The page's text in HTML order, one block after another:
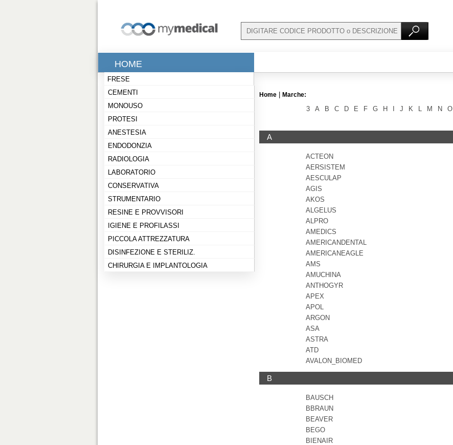
HOME
FRESE
CEMENTI
MONOUSO
PROTESI
ANESTESIA
ENDODONZIA
RADIOLOGIA
LABORATORIO
CONSERVATIVA
STRUMENTARIO
RESINE E PROVVISORI
IGIENE E PROFILASSI
PICCOLA ATTREZZATURA
DISINFEZIONE E STERILIZ.
CHIRURGIA E IMPLANTOLOGIA
Home Marche:
3 A B C D E F G H J K L M N O
A
ACTEON
AERSISTEM
AESCULAP
AGIS
AKOS
ALGELUS
ALPRO
AMEDICS
AMERICANDENTAL
AMERICANEAGLE
AMS
AMUCHINA
ANTHOGYR
APEX
APOL
ARGON
ASA
ASTRA
ATD
AVALON_BIOMED
B
BAUSCH
BBRAUN
BEAVER
BEGO
BIENAIR